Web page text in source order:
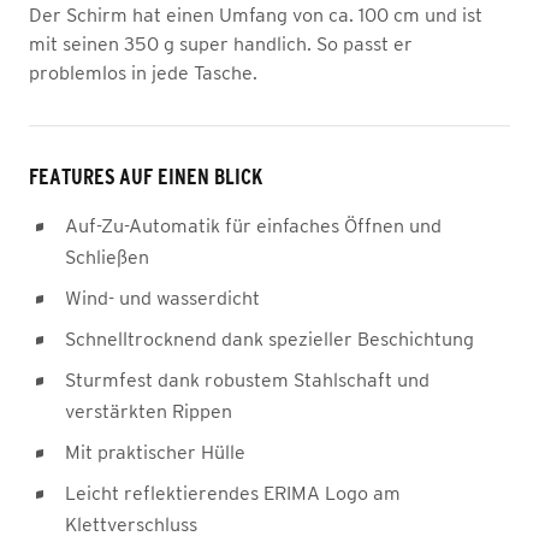
Der Schirm hat einen Umfang von ca. 100 cm und ist
mit seinen 350 g super handlich. So passt er
problemlos in jede Tasche.
FEATURES AUF EINEN BLICK
Auf-Zu-Automatik für einfaches Öffnen und
Schließen
Wind- und wasserdicht
Schnelltrocknend dank spezieller Beschichtung
Sturmfest dank robustem Stahlschaft und
verstärkten Rippen
Mit praktischer Hülle
Leicht reflektierendes ERIMA Logo am
Klettverschluss